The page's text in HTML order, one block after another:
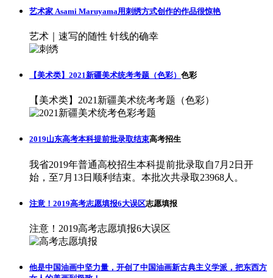
艺术家 Asami Maruyama用刺绣方式创作的作品很惊艳
艺术｜速写的随性 针线的确幸
【美术类】2021新疆美术统考考题（色彩） 色彩
【美术类】2021新疆美术统考考题（色彩）
2019山东高考本科提前批录取结束高考招生
我省2019年普通高校招生本科提前批录取自7月2日开
始，至7月13日顺利结束。本批次共录取23968人。
注意！2019高考志愿填报6大误区志愿填报
注意！2019高考志愿填报6大误区
他是中国油画中坚力量，开创了中国油画新古典主义学派，把东西方